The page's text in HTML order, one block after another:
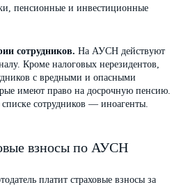
пенсионные и инвестиционные
сотрудников. На АУСН действуют
Кроме налоговых нерезидентов,
с вредными и опасными
имеют право на досрочную пенсию.
сотрудников — иноагенты.
взносы по АУСН
платит страховые взносы за